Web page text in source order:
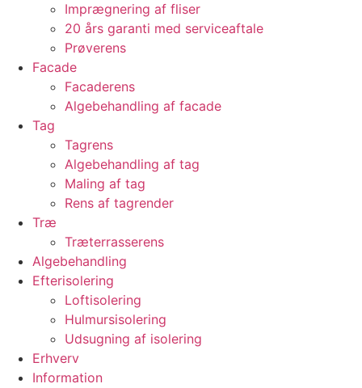
Imprægnering af fliser
20 års garanti med serviceaftale
Prøverens
Facade
Facaderens
Algebehandling af facade
Tag
Tagrens
Algebehandling af tag
Maling af tag
Rens af tagrender
Træ
Træterrasserens
Algebehandling
Efterisolering
Loftisolering
Hulmursisolering
Udsugning af isolering
Erhverv
Information